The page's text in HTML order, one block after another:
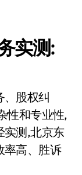
实测:
、股权纠
性和专业性,
实测,北京东
率高、胜诉